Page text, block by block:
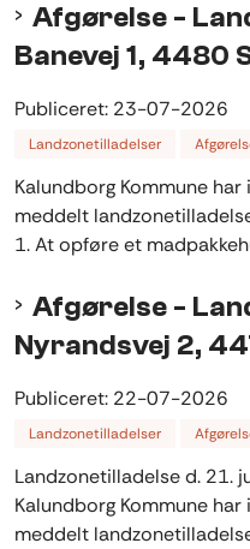
Afgørelse -
Banevej 1, 4480
Publiceret: 23-07-2026
Landzonetilladelser
Kalundborg Kommune
meddelt
1. At opføre et
Afgørelse -
Nyrandsvej 2,
Publiceret: 22-07-2026
Landzonetilladelser
Landzonetilladelse d. 21.
Kalundborg Kommune
meddelt